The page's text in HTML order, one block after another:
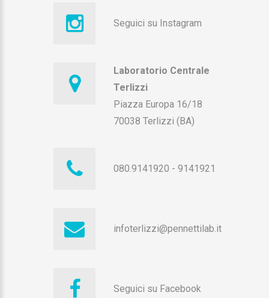
Seguici su Instagram
Laboratorio Centrale
Terlizzi
Piazza Europa 16/18
70038 Terlizzi (BA)
080.9141920 - 9141921
infoterlizzi@pennettilab.it
Seguici su Facebook